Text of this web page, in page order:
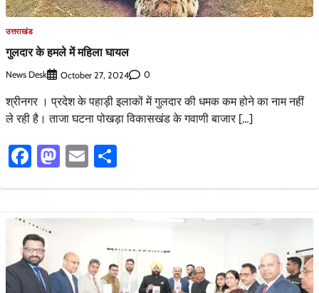
उत्तराखंड
गुलदार के हमले में महिला घायल
News Desk October 27, 2024 0
श्रीनगर । प्रदेश के पहाड़ी इलाकों में गुलदार की धमक कम होने का नाम नहीं
ले रही है। ताजा घटना पोखड़ा विकासखंड के गवाणी बाजार […]
Facebook
Mastodon
Email